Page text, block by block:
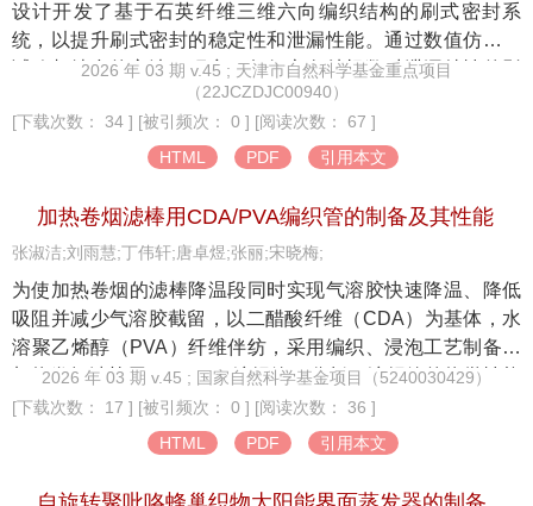
设计开发了基于石英纤维三维六向编织结构的刷式密封系
统，以提升刷式密封的稳定性和泄漏性能。通过数值仿真与
试验相结合的方法，研究了每行六向纱根数对泄漏特性的影
响。结果表明：纤维束密度增加可使刷式密封的泄漏量显著
降低，行数为4、列数为6、每行间穿入3束六向纱的石英纤维
三维六向编织刷式密封件在0.3 MPa压差下泄漏量的模拟值与
压差下狭窄流道的敏感性导致其泄漏增速提升，设计优化时
需权衡纤维束密度与流道流通的适配性；三维编织结构通过
化刷式密封性能提供了理论依据。
2026 年 03 期 v.45 ; 天津市自然科学基金重点项目
（22JCZDJC00940）
[下载次数： 34 ] [被引频次： 0 ] [阅读次数： 67 ]
HTML
PDF 引用本文
加热卷烟滤棒用CDA/PVA编织管的制备及其性能
张淑洁;刘雨慧;丁伟轩;唐卓煜;张丽;宋晓梅;
为使加热卷烟的滤棒降温段同时实现气溶胶快速降温、降低
吸阻并减少气溶胶截留，以二醋酸纤维（CDA）为基体，水
溶聚乙烯醇（PVA）纤维伴纺，采用编织、浸泡工艺制备了
加热卷烟滤棒用CDA/PVA编织管，分析了编织管的热学性能
和形貌，考察了浸泡工艺对PVA残留率、编织管管壁孔隙率
等滤棒性能的影响，研究了编织管对加热卷烟抽吸时气溶胶
成分、最高气溶胶温度、吸阻的影响。结果表明：编织管由
镂空管壁和中空结构组成；浸泡在超声水浴锅中以1.6℃/min
2026 年 03 期 v.45 ; 国家自然科学基金项目（5240030429）
[下载次数： 17 ] [被引频次： 0 ] [阅读次数： 36 ]
HTML
PDF 引用本文